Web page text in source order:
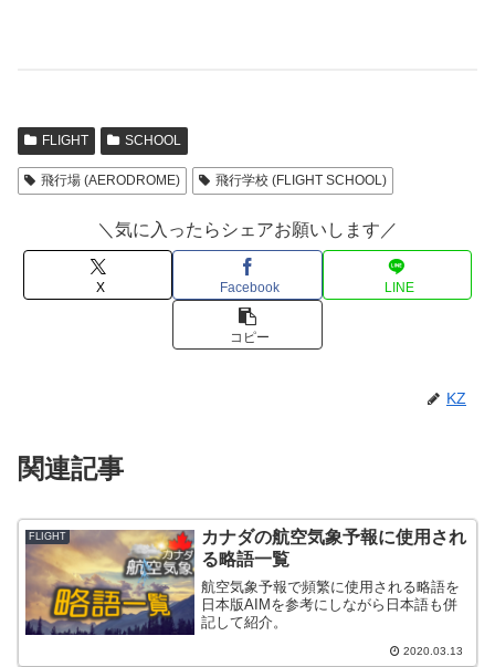
FLIGHT SCHOOL
飛行場 (AERODROME) 飛行学校 (FLIGHT SCHOOL)
＼気に入ったらシェアお願いします／
X Facebook LINE
コピー
KZ
関連記事
FLIGHT
カナダの航空気象予報に使用され
る略語一覧
航空気象予報で頻繁に使用される略語を
日本版AIMを参考にしながら日本語も併
記して紹介。
2020.03.13